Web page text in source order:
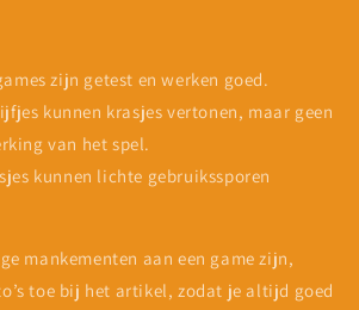
zijn getest en werken goed.
kunnen krasjes vertonen, maar geen
van het spel.
kunnen lichte gebruikssporen
mankementen aan een game zijn,
toe bij het artikel, zodat je altijd goed